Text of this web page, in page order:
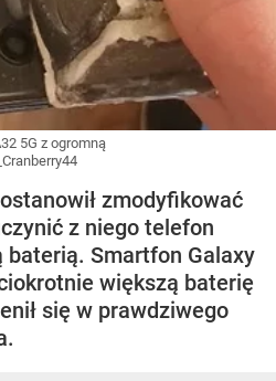
5G z ogromną
zmodyfikować
z niego telefon
Smartfon Galaxy
większą baterię
się w prawdziwego